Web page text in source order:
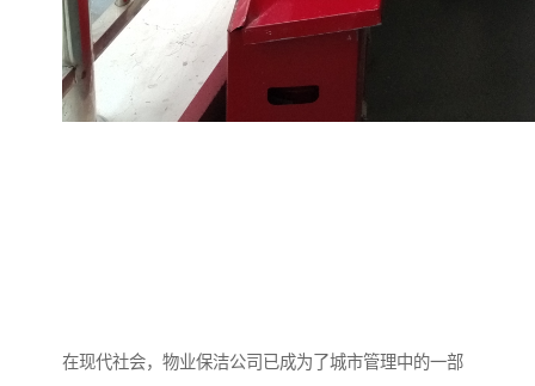
在现代社会，物业保洁公司已成为了城市管理中的一部